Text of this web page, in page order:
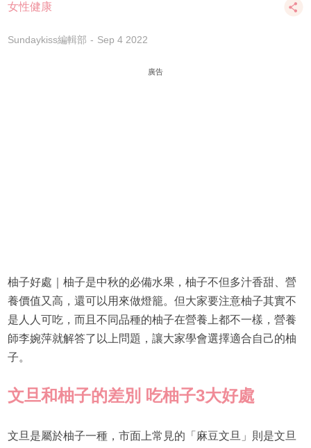
女性健康
Sundaykiss編輯部 Sep 4 2022
廣告
柚子好處｜柚子是中秋的必備水果，柚子不但多汁香甜、營
養價值又高，還可以用來做燈籠。但大家要注意柚子其實不
是人人可吃，而且不同品種的柚子在營養上都不一樣，營養
師李婉萍就解答了以上問題，讓大家學會選擇適合自己的柚
子。
文旦和柚子的差別 吃柚子3大好處
文旦是屬於柚子一種，市面上常見的「麻豆文旦」則是文旦